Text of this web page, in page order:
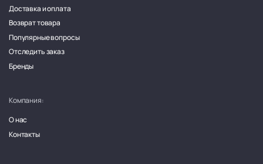
Доставка и оплата
Возврат товара
Популярные вопросы
Отследить заказ
Бренды
Компания:
О нас
Контакты